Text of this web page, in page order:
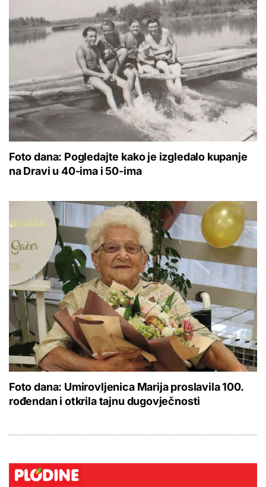
Foto dana: Pogledajte kako je izgledalo kupanje
na Dravi u 40-ima i 50-ima
Foto dana: Umirovljenica Marija proslavila 100.
rođendan i otkrila tajnu dugovječnosti